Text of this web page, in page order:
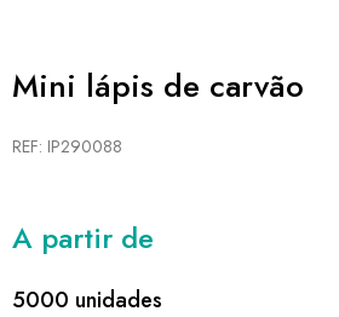
Mini lápis de carvão
REF: IP290088
A partir de
5000 unidades